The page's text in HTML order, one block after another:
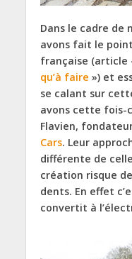
Dans le cadre de
avons fait le
française (article
qu’à faire »)et
se calant sur
avons cette fois-
Flavien,
Cars. Leur
différente de
création risque
dents. En effet
convertit à